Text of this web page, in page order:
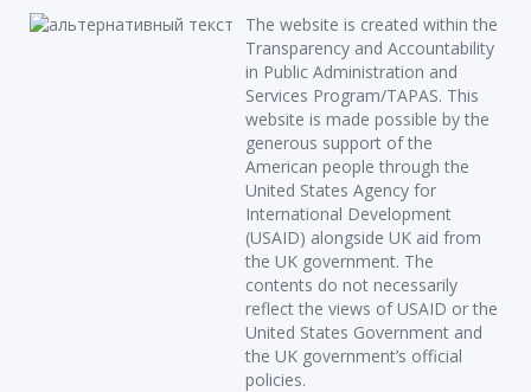
The website is created within the
Transparency and Accountability
in Public Administration and
Services Program/TAPAS. This
website is made possible by the
generous support of the
American people through the
United States Agency for
International Development
(USAID) alongside UK aid from
the UK government. The
contents do not necessarily
reflect the views of USAID or the
United States Government and
the UK government’s official
policies.